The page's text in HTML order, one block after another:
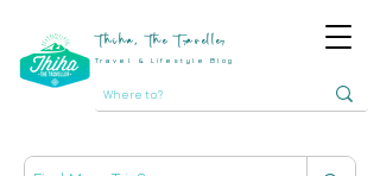
Thiha, The Traveller
Travel & Lifestyle Blog